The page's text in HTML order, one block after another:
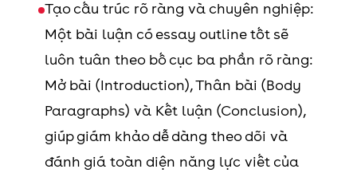
Tạo cấu trúc rõ ràng và chuyên nghiệp:
Một bài luận có essay outline tốt sẽ
luôn tuân theo bố cục ba phần rõ ràng:
Mở bài (Introduction), Thân bài (Body
Paragraphs) và Kết luận (Conclusion),
giúp giám khảo dễ dàng theo dõi và
đánh giá toàn diện năng lực viết của